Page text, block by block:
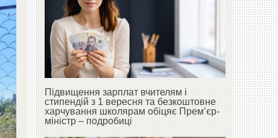
Підвищення зарплат вчителям і
стипендій з 1 вересня та безкоштовне
харчування школярам обіцяє Прем’єр-
міністр – подробиці